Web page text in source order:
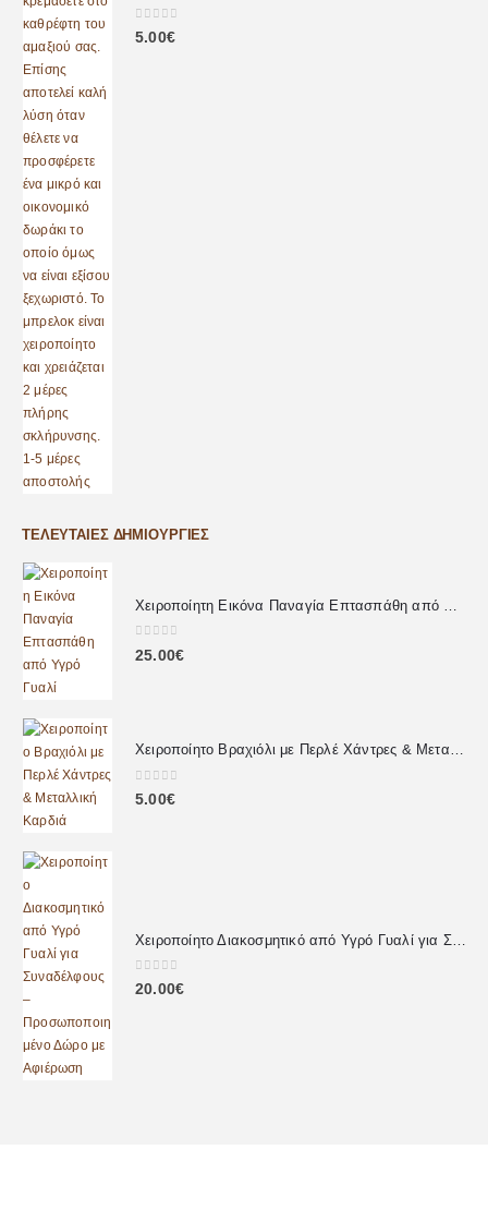
0 out of 5
5.00€
ΤΕΛΕΥΤΑΊΕΣ ΔΗΜΙΟΥΡΓΊΕΣ
Χειροποίητη Εικόνα Παναγία Επτασπάθη από Υγρό Γυαλί
0out of 5
25.00€
Χειροποίητο Βραχιόλι με Περλέ Χάντρες & Μεταλλική Καρδιά
0 out of 5
5.00€
0out of 5
20.00€